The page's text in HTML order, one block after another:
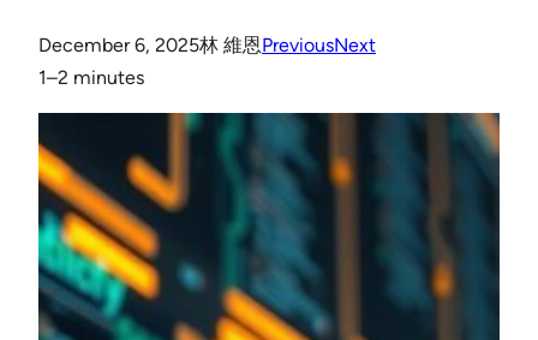
December 6, 2025林 維恩PreviousNext
1–2 minutes